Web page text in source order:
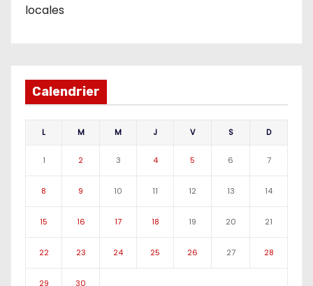
locales
Calendrier
L M M J V S D
1 2 3 4 5 6 7
8 9 10 11 12 13 14
15 16 17 18 19 20 21
22 23 24 25 26 27 28
29 30